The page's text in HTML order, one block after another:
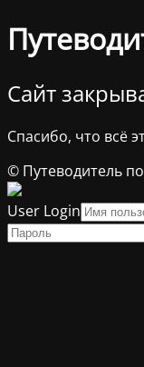
Сайт
Спасибо, что всё
© Путеводитель
User Login